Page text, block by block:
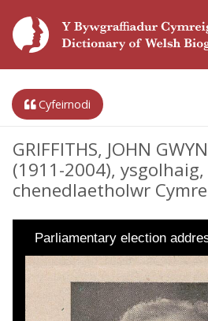
Cyfeirnodi
GRIFFITHS, JOHN
(1911-2004),
chenedlaetholwr
Parliamentary election